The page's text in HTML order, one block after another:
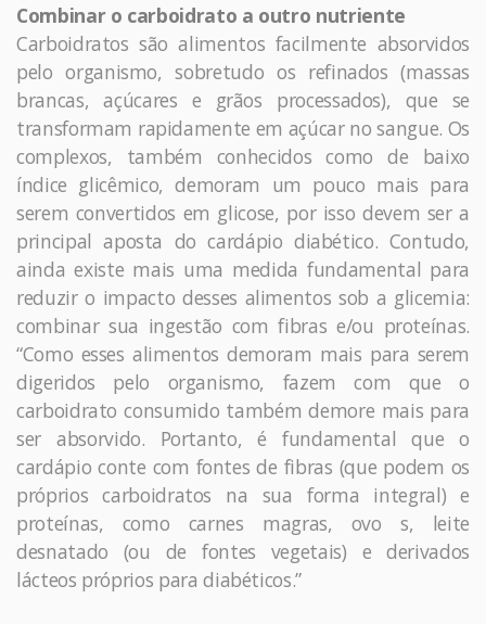
Combinar o carboidrato a outro nutriente
Carboidratos são alimentos facilmente absorvidos
pelo organismo, sobretudo os refinados (massas
brancas, açúcares e grãos processados), que se
transformam rapidamente em açúcar no sangue. Os
complexos, também conhecidos como de baixo
índice glicêmico, demoram um pouco mais para
serem convertidos em glicose, por isso devem ser a
principal aposta do cardápio diabético. Contudo,
ainda existe mais uma medida fundamental para
reduzir o impacto desses alimentos sob a glicemia:
combinar sua ingestão com fibras e/ou proteínas.
“Como esses alimentos demoram mais para serem
digeridos pelo organismo, fazem com que o
carboidrato consumido também demore mais para
ser absorvido. Portanto, é fundamental que o
cardápio conte com fontes de fibras (que podem os
próprios carboidratos na sua forma integral) e
proteínas, como carnes magras, ovo s, leite
desnatado (ou de fontes vegetais) e derivados
lácteos próprios para diabéticos.”